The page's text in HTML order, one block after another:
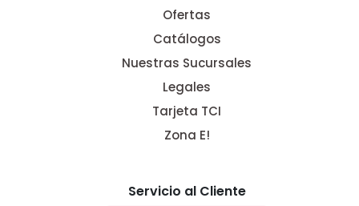
Ofertas
Catálogos
Nuestras Sucursales
Legales
Tarjeta TCI
Zona E!
Servicio al Cliente